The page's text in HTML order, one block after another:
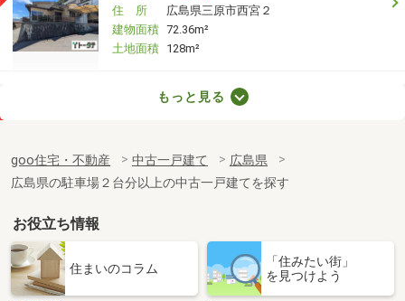
住 所
広島県三原市西宮２
建物面積 72.36m²
土地面積 128m²
広島県三原市久井町下津
建物面積 89.43m²
土地面積 149m²
広島県広島市西区井口４
価 格
3,980万円
広島県広島市西区井口４
もっと見る
goo住宅・不動産 中古一戸建て
広島県
広島県の駐車場２台分以上の中古一戸建てを探す
お役立ち情報
住まいのコラム
「住みたい街」
を見つけよう